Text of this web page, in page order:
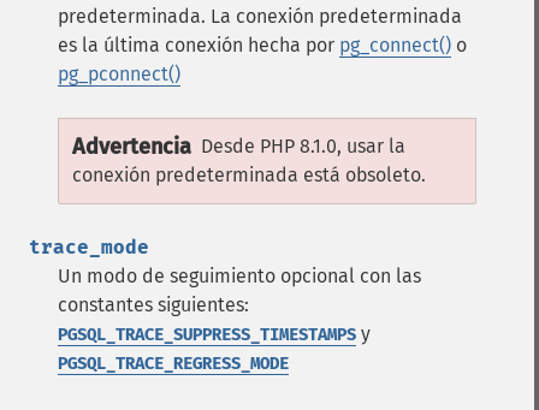
predeterminada. La conexión predeterminada
es la última conexión hecha por pg_connect() o
pg_pconnect()
Advertencia Desde PHP 8.1.0, usar la
conexión predeterminada está obsoleto.
trace_mode
Un modo de seguimiento opcional con las
constantes siguientes:
PGSQL_TRACE_SUPPRESS_TIMESTAMPS y
PGSQL_TRACE_REGRESS_MODE